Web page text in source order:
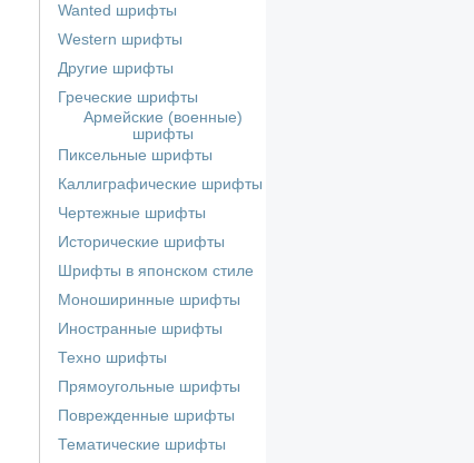
Wanted шрифты
Western шрифты
Другие шрифты
Греческие шрифты
Армейские (военные)
шрифты
Пиксельные шрифты
Каллиграфические шрифты
Чертежные шрифты
Исторические шрифты
Шрифты в японском стиле
Моноширинные шрифты
Иностранные шрифты
Техно шрифты
Прямоугольные шрифты
Поврежденные шрифты
Тематические шрифты